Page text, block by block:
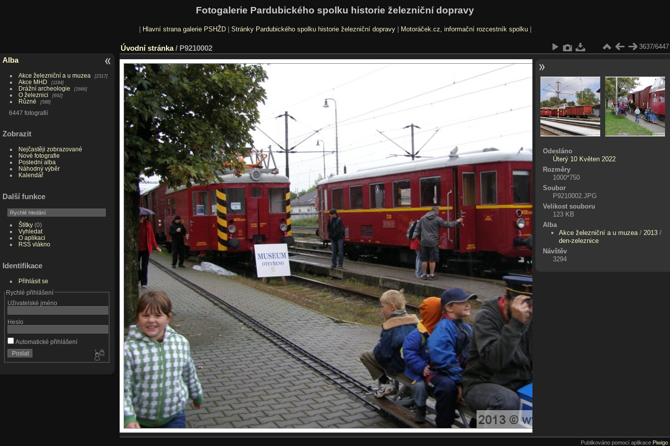
Fotogalerie Pardubického spolku historie železniční dopravy
Hlavní strana galerie PSHŽD| Stránky Pardubického spolku historie železniční dopravy| Motoráček.cz, informační rozcestník spolku|
Alba
Akce železniční a u muzea 2317
Akce MHD 1184
Drážní archeologie 1666
O železnici 692
Různé 588
6447 fotografií
Zobrazit
Nejčastěji zobrazované
Nové fotografie
Poslední alba
Náhodný výběr
Kalendář
Další funkce
Štítky(0)
Vyhledat
O aplikaci
RSS vlákno
Identifikace
Přihlásit se
Rychlé přihlášení
Uživatelské jméno
Heslo
Automatické přihlášení
Úvodní stránka/ P9210002 3637/6447
Odesláno
Úterý 10 Květen 2022
Rozměry
1000*750
Soubor
P9210002.JPG
Velikost souboru
123 KB
Alba
Akce železniční a u muzea / 2013 /
den-zeleznice
Návštěv
3294
Publikováno pomocí aplikace Piwigo